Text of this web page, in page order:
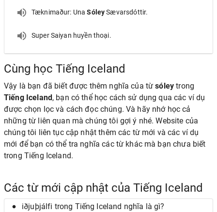
Tæknimaður: UnaSóleySævarsdóttir.
Super Saiyan huyền thoại.
Cùng học Tiếng Iceland
Vậy là bạn đã biết được thêm nghĩa của từsóley trong
Tiếng Iceland, bạn có thể học cách sử dụng qua các ví dụ
được chọn lọc và cách đọc chúng. Và hãy nhớ học cả
những từ liên quan mà chúng tôi gợi ý nhé. Website của
chúng tôi liên tục cập nhật thêm các từ mới và các ví dụ
mới để bạn có thể tra nghĩa các từ khác mà bạn chưa biết
trong Tiếng Iceland.
Các từ mới cập nhật của Tiếng Iceland
iðjuþjálfi trong Tiếng Iceland nghĩa là gì?